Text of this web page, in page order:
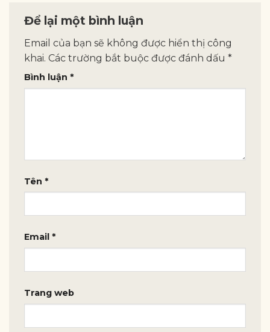
Để lại một bình luận
Email của bạn sẽ không được hiển thị công
khai. Các trường bắt buộc được đánh dấu *
Bình luận *
Tên *
Email *
Trang web